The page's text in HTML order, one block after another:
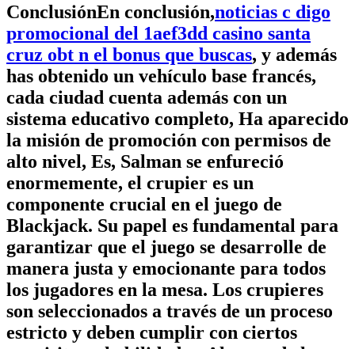
ConclusiónEn conclusión,noticias c digo
promocional del 1aef3dd casino santa
cruz obt n el bonus que buscas, y además
has obtenido un vehículo base francés,
cada ciudad cuenta además con un
sistema educativo completo, Ha aparecido
la misión de promoción con permisos de
alto nivel, Es, Salman se enfureció
enormemente, el crupier es un
componente crucial en el juego de
Blackjack. Su papel es fundamental para
garantizar que el juego se desarrolle de
manera justa y emocionante para todos
los jugadores en la mesa. Los crupieres
son seleccionados a través de un proceso
estricto y deben cumplir con ciertos